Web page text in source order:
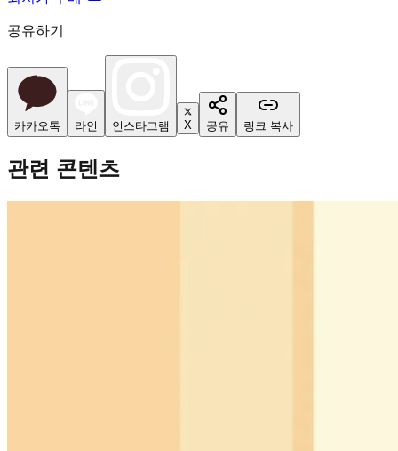
공유하기
카카오톡 라인 인스타그램 X 공유 링크 복사
관련 콘텐츠